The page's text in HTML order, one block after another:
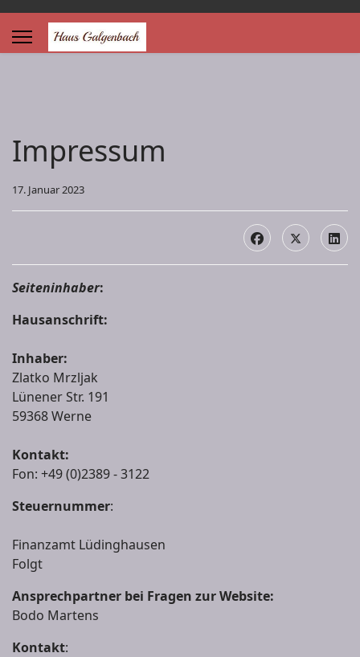
Impressum
17. Januar 2023
Seiteninhaber:
Hausanschrift:
Inhaber:
Zlatko Mrzljak
Lünener Str. 191
59368 Werne
Kontakt:
Fon: +49 (0)2389 - 3122
Steuernummer:
Finanzamt Lüdinghausen
Folgt
Ansprechpartner bei Fragen zur Website:
Bodo Martens
Kontakt: